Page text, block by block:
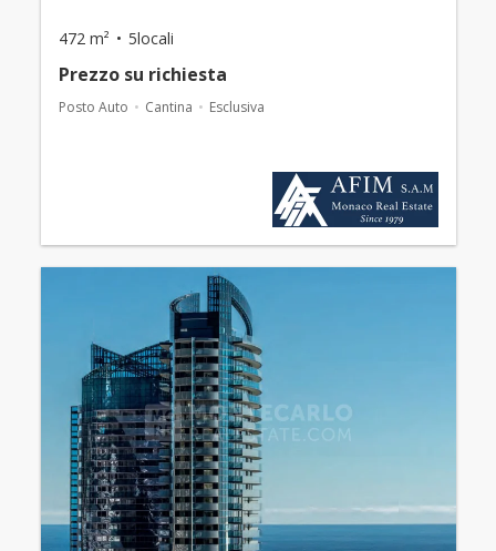
472 m² 5locali
Prezzo su richiesta
Posto Auto Cantina Esclusiva